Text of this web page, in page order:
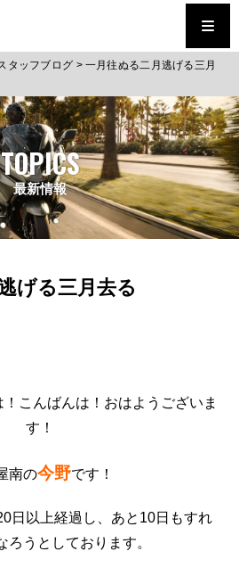
タッフブログ > 一月往ぬる二月逃げる三月
TOPICS
最新情報
げる三月去る
こんばんは！おはようございま
す！
南の今野です！
日以上経過し、あと10日もすれ
うとしております。